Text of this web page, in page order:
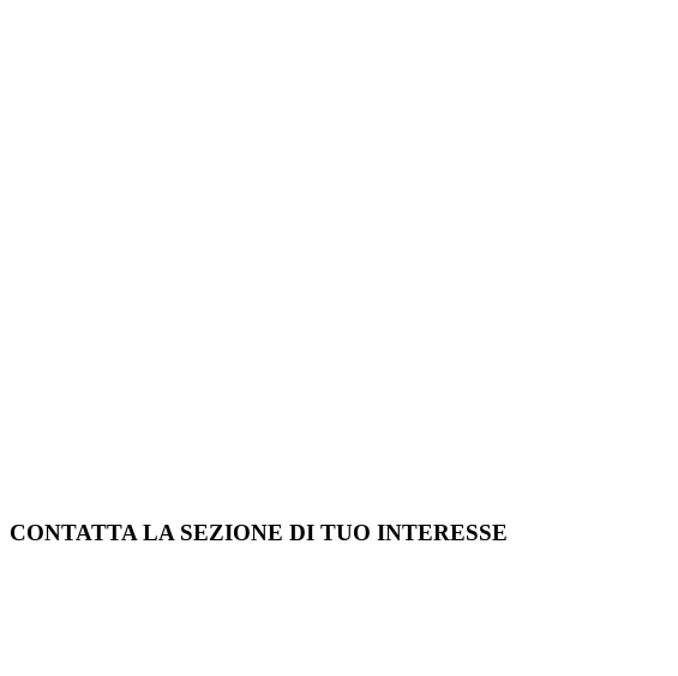
CONTATTA LA SEZIONE DI TUO INTERESSE